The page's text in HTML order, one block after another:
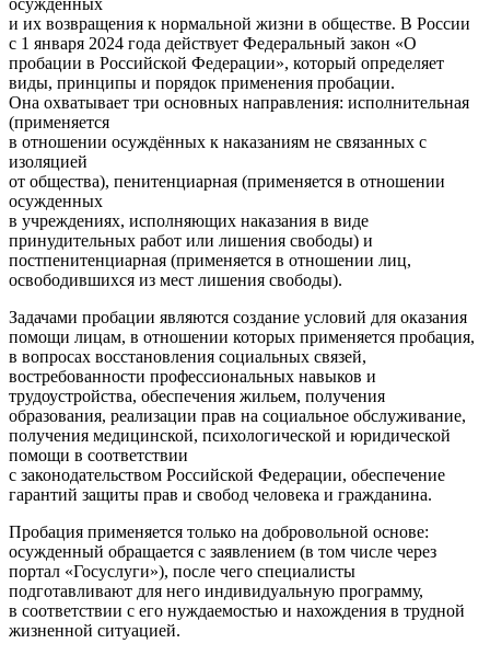
и их возвращения к нормальной жизни в обществе. В России
с 1 января 2024 года действует Федеральный закон «О
пробации в Российской Федерации», который определяет
виды, принципы и порядок применения пробации.
Она охватывает три основных направления: исполнительная
(применяется
в отношении осуждённых к наказаниям не связанных с
изоляцией
от общества), пенитенциарная (применяется в отношении
осужденных
в учреждениях, исполняющих наказания в виде
принудительных работ или лишения свободы) и
постпенитенциарная (применяется в отношении лиц,
освободившихся из мест лишения свободы).
Задачами пробации являются создание условий для оказания
помощи лицам, в отношении которых применяется пробация,
в вопросах восстановления социальных связей,
востребованности профессиональных навыков и
трудоустройства, обеспечения жильем, получения
образования, реализации прав на социальное обслуживание,
получения медицинской, психологической и юридической
помощи в соответствии
с законодательством Российской Федерации, обеспечение
гарантий защиты прав и свобод человека и гражданина.
Пробация применяется только на добровольной основе:
осужденный обращается с заявлением (в том числе через
портал «Госуслуги»), после чего специалисты
подготавливают для него индивидуальную программу,
в соответствии с его нуждаемостью и нахождения в трудной
жизненной ситуацией.